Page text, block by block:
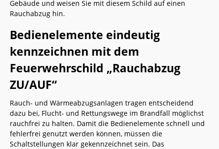
Gebäude und weisen Sie mit diesem Schild auf einen
Rauchabzug hin.
Bedienelemente eindeutig
kennzeichnen mit dem
Feuerwehrschild „Rauchabzug
ZU/AUF“
Rauch- und Wärmeabzugsanlagen tragen entscheidend
dazu bei, Flucht- und Rettungswege im Brandfall möglichst
rauchfrei zu halten. Damit die Bedienelemente schnell und
fehlerfrei genutzt werden können, müssen die
Schaltstellungen klar gekennzeichnet sein. Das